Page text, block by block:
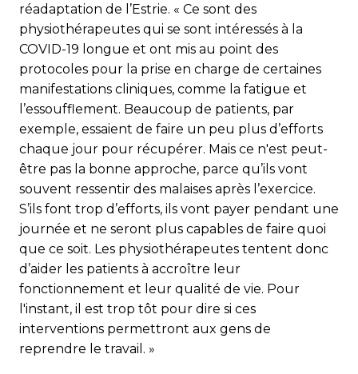
réadaptation de l’Estrie. « Ce sont des
physiothérapeutes qui se sont intéressés à la
COVID-19 longue et ont mis au point des
protocoles pour la prise en charge de certaines
manifestations cliniques, comme la fatigue et
l’essoufflement. Beaucoup de patients, par
exemple, essaient de faire un peu plus d’efforts
chaque jour pour récupérer. Mais ce n'est peut-
être pas la bonne approche, parce qu’ils vont
souvent ressentir des malaises après l’exercice.
S’ils font trop d’efforts, ils vont payer pendant une
journée et ne seront plus capables de faire quoi
que ce soit. Les physiothérapeutes tentent donc
d’aider les patients à accroître leur
fonctionnement et leur qualité de vie. Pour
l'instant, il est trop tôt pour dire si ces
interventions permettront aux gens de
reprendre le travail. »